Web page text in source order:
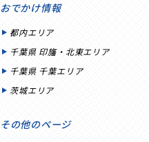
おでかけ情報
都内エリア
千葉県 印旛・北東エリア
千葉県 千葉エリア
茨城エリア
その他のページ